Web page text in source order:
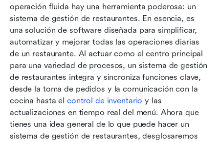
operación fluida hay una herramienta poderosa: un
sistema de gestión de restaurantes. En esencia, es
una solución de software diseñada para simplificar,
automatizar y mejorar todas las operaciones diarias
de un restaurante. Al actuar como el centro principal
para una variedad de procesos, un sistema de gestión
de restaurantes integra y sincroniza funciones clave,
desde la toma de pedidos y la comunicación con la
cocina hasta el control de inventario y las
actualizaciones en tiempo real del menú. Ahora que
tienes una idea general de lo que puede hacer un
sistema de gestión de restaurantes, desglosaremos